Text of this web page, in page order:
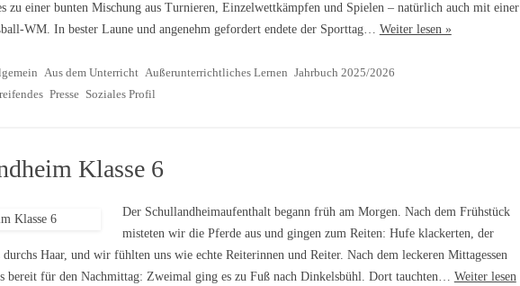
zu einer bunten Mischung aus Turnieren, Einzelwettkämpfen und Spielen – natürlich auch mit einer
WM. In bester Laune und angenehm gefordert endete der Sporttag… Weiter lesen »
Aus dem Unterricht Außerunterrichtliches Lernen Jahrbuch 2025/2026
Presse Soziales Profil
Klasse 6
Der Schullandheimaufenthalt begann früh am Morgen. Nach dem Frühstück
misteten wir die Pferde aus und gingen zum Reiten: Hufe klackerten, der
Haar, und wir fühlten uns wie echte Reiterinnen und Reiter. Nach dem leckeren Mittagessen
bereit für den Nachmittag: Zweimal ging es zu Fuß nach Dinkelsbühl. Dort tauchten… Weiter lesen